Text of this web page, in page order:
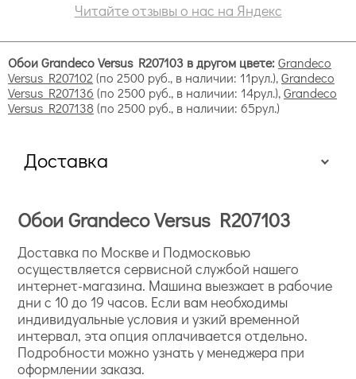
Читайте отзывы о нас на Яндекс
Обои Grandeco Versus R207103 в другом цвете:Grandeco
Versus R207102 (по 2500 руб., в наличии: 11рул.),Grandeco
Versus R207136 (по 2500 руб., в наличии: 14рул.),Grandeco
Versus R207138 (по 2500 руб., в наличии: 65рул.)
Доставка
Обои Grandeco Versus R207103
Доставка по Москве и Подмосковью
осуществляется сервисной службой нашего
интернет-магазина. Машина выезжает в рабочие
дни с 10 до 19 часов. Если вам необходимы
индивидуальные условия и узкий временной
интервал, эта опция оплачивается отдельно.
Подробности можно узнать у менеджера при
оформлении заказа.